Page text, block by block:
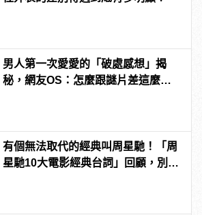
男人第一次愛愛的「破處感想」揭
秘，網友OS：怎麼跟謎片差這麼
有個無法取代的經典叫周星馳！「周
星馳10大電影經典台詞」回顧，別說